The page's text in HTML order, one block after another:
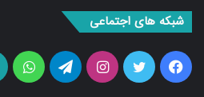
شبکه های اجتماعی
فیس
توییتر اینستاگرامتلگرام واتس